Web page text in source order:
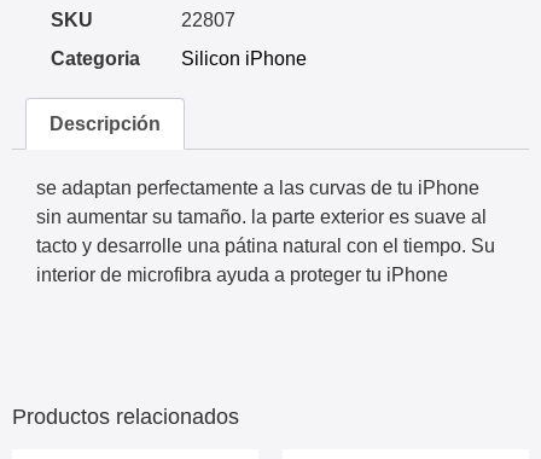
SKU
22807
Categoria
Silicon iPhone
Descripción
se adaptan perfectamente a las curvas de tu iPhone
sin aumentar su tamaño. la parte exterior es suave al
tacto y desarrolle una pátina natural con el tiempo. Su
interior de microfibra ayuda a proteger tu iPhone
Productos relacionados